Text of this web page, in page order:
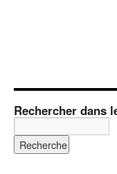
Rechercher dans